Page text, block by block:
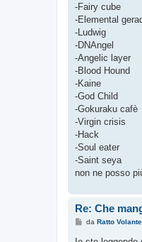
i
o
-Fairy cube
-Elemental
-Ludwig
-DNAngel
-Angelic layer
-Blood Hound
-Kaine
-God Child
-Gokuraku cafè
-Virgin crisis
-Hack
-Soul eater
-Saint seya
non ne posso
Re: Che
M
s
da Ratto Volante